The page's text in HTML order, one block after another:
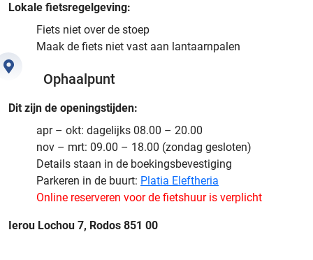
Lokale fietsregelgeving:
Fiets niet over de stoep
Maak de fiets niet vast aan lantaarnpalen
Ophaalpunt
Dit zijn de openingstijden:
apr – okt: dagelijks 08.00 – 20.00
nov – mrt: 09.00 – 18.00 (zondag gesloten)
Details staan in de boekingsbevestiging
Parkeren in de buurt: Platia Eleftheria
Online reserveren voor de fietshuur is verplicht
Ierou Lochou 7, Rodos 851 00